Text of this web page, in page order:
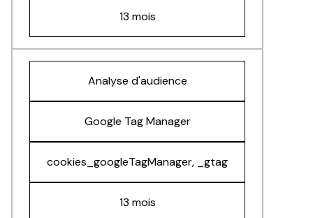
13 mois
Analyse d'audience
Google Tag Manager
cookies_googleTagManager, _gtag
13 mois